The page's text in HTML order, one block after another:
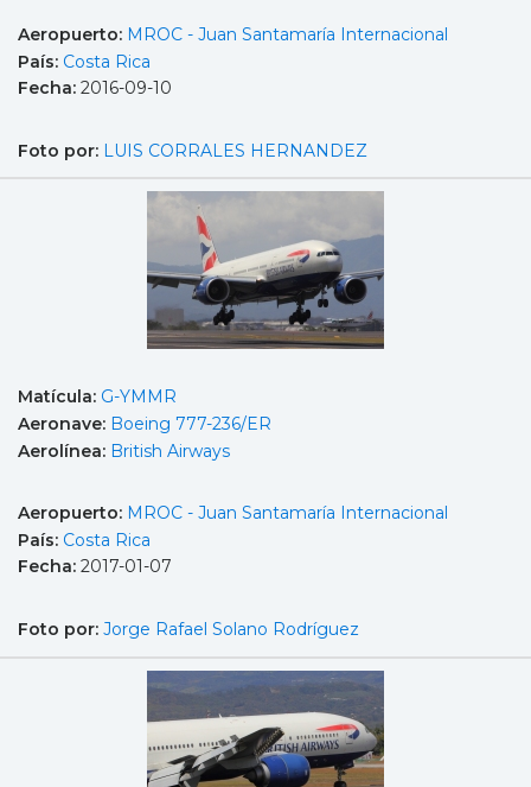
Aeropuerto: MROC - Juan Santamaría Internacional
País: Costa Rica
Fecha: 2016-09-10
Foto por: LUIS CORRALES HERNANDEZ
Matícula: G-YMMR
Aeronave: Boeing 777-236/ER
Aerolínea: British Airways
Aeropuerto: MROC - Juan Santamaría Internacional
País: Costa Rica
Fecha: 2017-01-07
Foto por: Jorge Rafael Solano Rodríguez